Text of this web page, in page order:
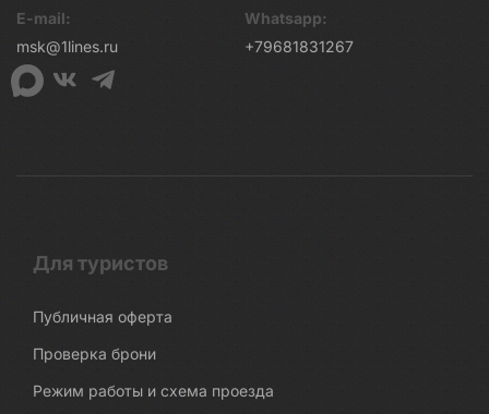
E-mail:
msk@1lines.ru
Whatsapp:
+79681831267
Для туристов
Публичная оферта
Проверка брони
Режим работы и схема проезда